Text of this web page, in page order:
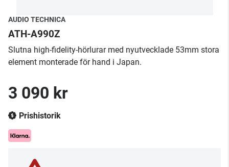
AUDIO TECHNICA
ATH-A990Z
Slutna high-fidelity-hörlurar med nyutvecklade 53mm stora
element monterade för hand i Japan.
3 090 kr
Prishistorik